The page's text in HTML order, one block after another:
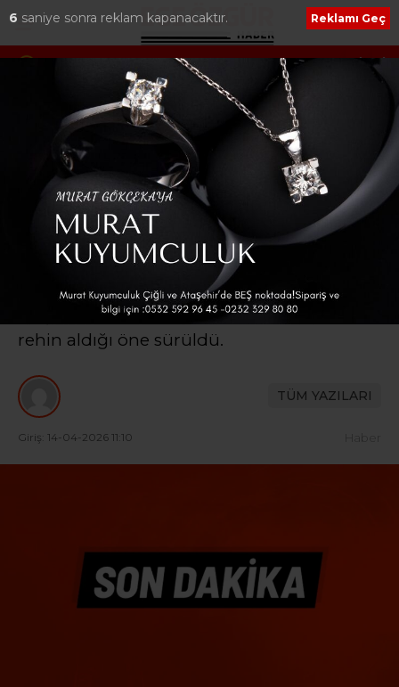
Başkan Denizli’den Çeşme’nin Yerel
Değerlerine Tarımsal Destek
Ana Sayfa›Haber
Şanlıurfa’da liseye
saldırı: 7 yaralı
Şanlıurfa’da okula giren saldırgan rastgele
ateş açtı. 7 kişi yaralandı. Yaralıların
durumuna ilişkin henüz net bir bilgiye
ulaşılamadı. Saldırganın bazı öğrencileri
rehin aldığı öne sürüldü.
TÜM YAZILARI
Giriş: 14-04-2026 11:10 Haber
5 saniye sonra reklam kapanacaktır. Reklamı Geç